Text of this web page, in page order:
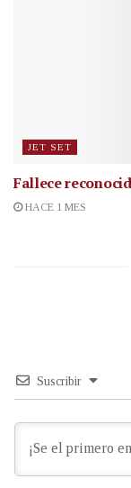
JET SET
Fallece
HACE 1 MES
Suscribir